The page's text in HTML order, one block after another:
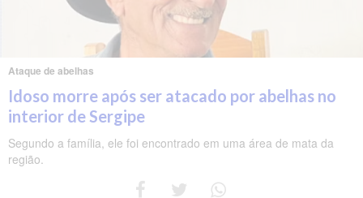
Ataque de abelhas
Idoso morre após ser atacado por abelhas no
interior de Sergipe
Segundo a família, ele foi encontrado em uma área de mata da
região.